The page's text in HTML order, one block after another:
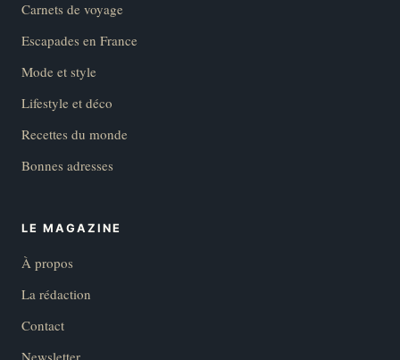
Carnets de voyage
Escapades en France
Mode et style
Lifestyle et déco
Recettes du monde
Bonnes adresses
LE MAGAZINE
À propos
La rédaction
Contact
Newsletter